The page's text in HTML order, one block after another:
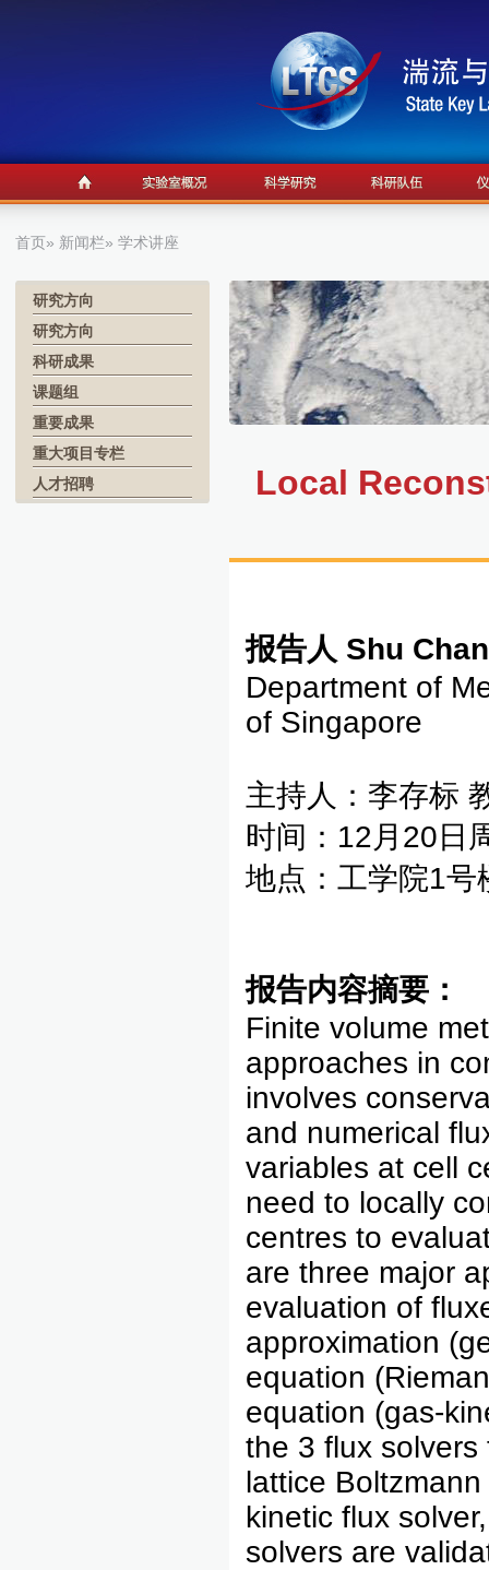
首页» 新闻栏» 学术讲座
研究方向
研究方向
科研成果
课题组
重要成果
重大项目专栏
人才招聘
Local
报告人 Shu
Department of
of Singapore
主持人：李存标
时间：12月20日
地点：工学院1号
报告内容摘要：
Finite volume
approaches in
involves
and numerical
variables at cell
need to locally
centres to
are three major
evaluation of
approximation
equation
equation (gas-
the 3 flux
lattice
kinetic flux
solvers are